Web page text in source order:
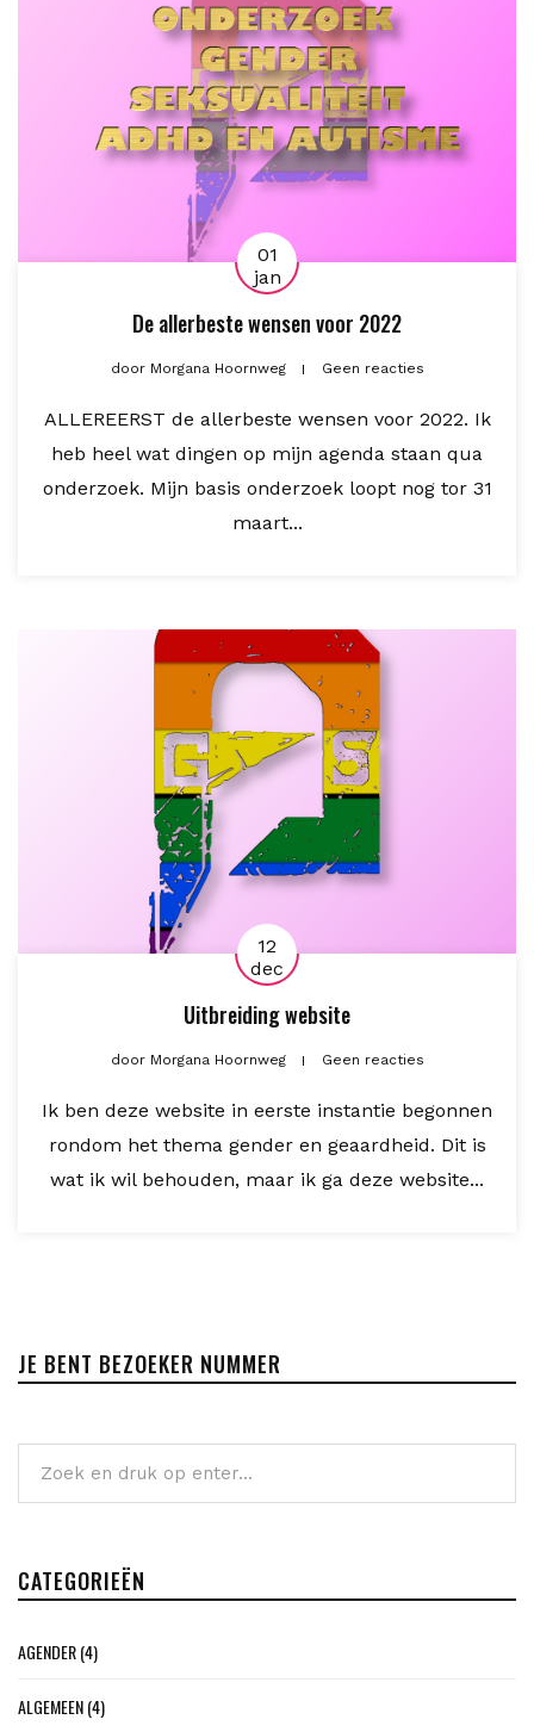
01
jan
De allerbeste wensen voor 2022
doorMorgana Hoornweg Geen reacties
ALLEREERST de allerbeste wensen voor 2022. Ik
heb heel wat dingen op mijn agenda staan qua
onderzoek. Mijn basis onderzoek loopt nog tor 31
maart...
12
dec
Uitbreiding website
doorMorgana Hoornweg Geen reacties
Ik ben deze website in eerste instantie begonnen
rondom het thema gender en geaardheid. Dit is
wat ik wil behouden, maar ik ga deze website...
JE BENT BEZOEKER NUMMER
CATEGORIEËN
AGENDER(4)
ALGEMEEN(4)